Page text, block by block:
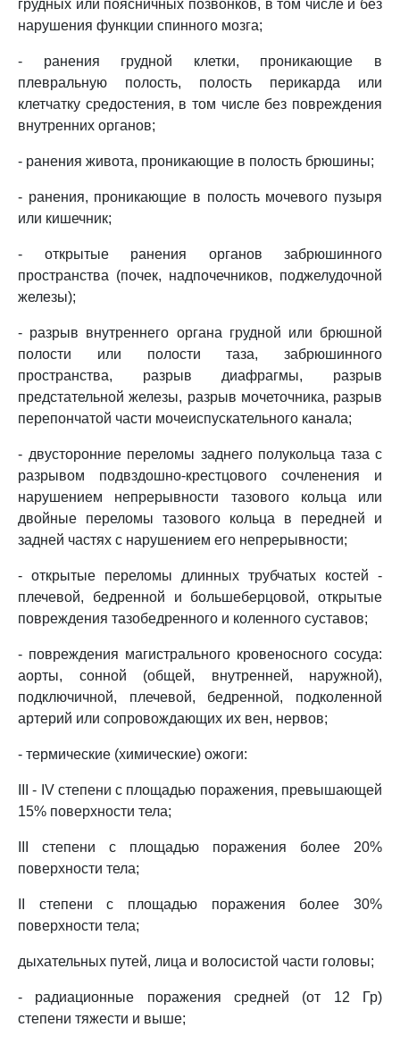
грудных или поясничных позвонков, в том числе и без
нарушения функции спинного мозга;
- ранения грудной клетки, проникающие в
плевральную полость, полость перикарда или
клетчатку средостения, в том числе без повреждения
внутренних органов;
- ранения живота, проникающие в полость брюшины;
- ранения, проникающие в полость мочевого пузыря
или кишечник;
- открытые ранения органов забрюшинного
пространства (почек, надпочечников, поджелудочной
железы);
- разрыв внутреннего органа грудной или брюшной
полости или полости таза, забрюшинного
пространства, разрыв диафрагмы, разрыв
предстательной железы, разрыв мочеточника, разрыв
перепончатой части мочеиспускательного канала;
- двусторонние переломы заднего полукольца таза с
разрывом подвздошно-крестцового сочленения и
нарушением непрерывности тазового кольца или
двойные переломы тазового кольца в передней и
задней частях с нарушением его непрерывности;
- открытые переломы длинных трубчатых костей -
плечевой, бедренной и большеберцовой, открытые
повреждения тазобедренного и коленного суставов;
- повреждения магистрального кровеносного сосуда:
аорты, сонной (общей, внутренней, наружной),
подключичной, плечевой, бедренной, подколенной
артерий или сопровождающих их вен, нервов;
- термические (химические) ожоги:
III - IV степени с площадью поражения, превышающей
15% поверхности тела;
III степени с площадью поражения более 20%
поверхности тела;
II степени с площадью поражения более 30%
поверхности тела;
дыхательных путей, лица и волосистой части головы;
- радиационные поражения средней (от 12 Гр)
степени тяжести и выше;